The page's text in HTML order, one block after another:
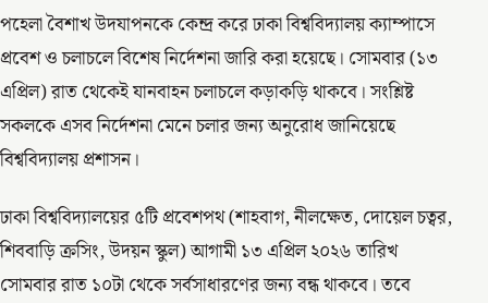
পহেলা বৈশাখ উদযাপনকে কেন্দ্র করে ঢাকা বিশ্ববিদ্যালয় ক্যাম্পাসে
প্রবেশ ও চলাচলে বিশেষ নির্দেশনা জারি করা হয়েছে। সোমবার (১৩
এপ্রিল) রাত থেকেই যানবাহন চলাচলে কড়াকড়ি থাকবে। সংশ্লিষ্ট
সকলকে এসব নির্দেশনা মেনে চলার জন্য অনুরোধ জানিয়েছে
বিশ্ববিদ্যালয় প্রশাসন।
ঢাকা বিশ্ববিদ্যালয়ের ৫টি প্রবেশপথ (শাহবাগ, নীলক্ষেত, দোয়েল চত্বর,
শিববাড়ি ক্রসিং, উদয়ন স্কুল) আগামী ১৩ এপ্রিল ২০২৬ তারিখ
সোমবার রাত ১০টা থেকে সর্বসাধারণের জন্য বন্ধ থাকবে। তবে